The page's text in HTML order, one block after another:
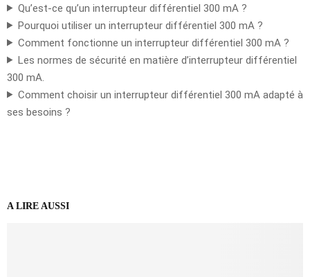
Qu’est-ce qu’un interrupteur différentiel 300 mA ?
Pourquoi utiliser un interrupteur différentiel 300 mA ?
Comment fonctionne un interrupteur différentiel 300 mA ?
Les normes de sécurité en matière d’interrupteur différentiel
300 mA.
Comment choisir un interrupteur différentiel 300 mA adapté à
ses besoins ?
A LIRE AUSSI